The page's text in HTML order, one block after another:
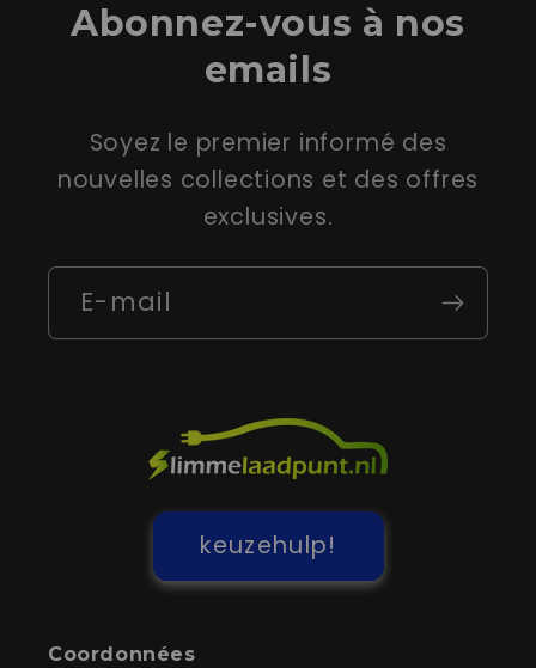
Abonnez-vous à nos
emails
Soyez le premier informé des
nouvelles collections et des offres
exclusives.
E-mail
keuzehulp!
Coordonnées